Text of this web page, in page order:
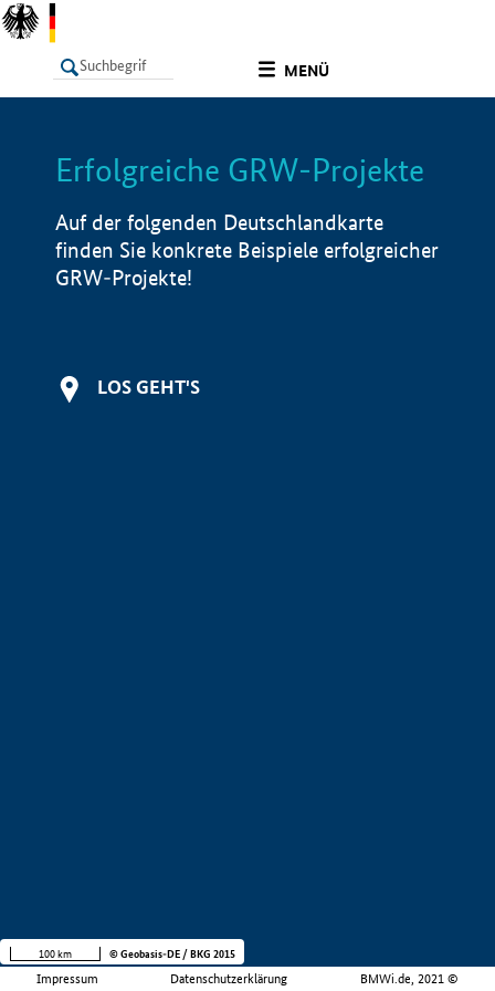
MENÜ
LISTE Info
Erfolgreiche GRW-Projekte
Auf der folgenden Deutschlandkarte
finden Sie konkrete Beispiele erfolgreicher
GRW-Projekte!
LOS GEHT'S
Impressum Datenschutzerklärung BMWi.de, 2021 ©
100 km © Geobasis-DE / BKG 2015